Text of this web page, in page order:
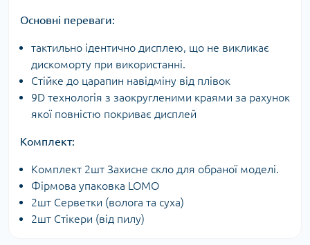
Основні переваги:
тактильно ідентично дисплею, що не викликає
дискоморту при використанні.
Стійке до царапин навідміну від плівок
9D технологія з заокругленими краями за рахунок
якої повністю покриває дисплей
Комплект:
Комплект 2шт Захисне скло для обраної моделі.
Фірмова упаковка LOMO
2шт Серветки (волога та суха)
2шт Стікери (від пилу)